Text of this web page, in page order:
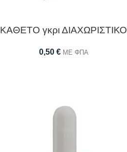
ΚΑΘΕΤΟ γκρι ΔΙΑΧΩΡΙΣΤΙΚΟ
0,50 € ΜΕ ΦΠΑ